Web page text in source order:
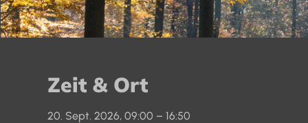
Zeit & Ort
20. Sept. 2026, 09:00 – 16:50